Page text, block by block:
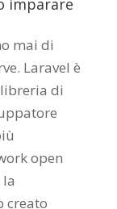
imparare
mai di
Laravel è
di
open
creato